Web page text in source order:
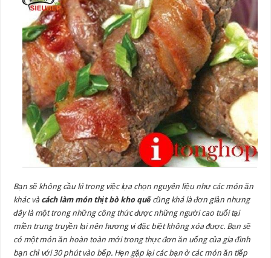
Bạn sẽ không cầu kì trong việc lựa chọn nguyên liệu như các món ăn
khác và cách làm món thịt bò kho quếcũng khá là đơn giản nhưng
đây là một trong những công thức được những người cao tuổi tại
miền trung truyền lại nên hương vị đặc biệt không xóa được. Bạn sẽ
có một món ăn hoàn toàn mới trong thực đơn ăn uống của gia đình
bạn chỉ với 30 phút vào bếp. Hẹn gặp lại các bạn ở các món ăn tiếp